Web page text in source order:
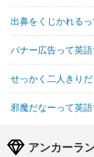
出鼻をくじかれる
バナー広告って英
せっかく二人きり
邪魔だなーって英
アンカーラ